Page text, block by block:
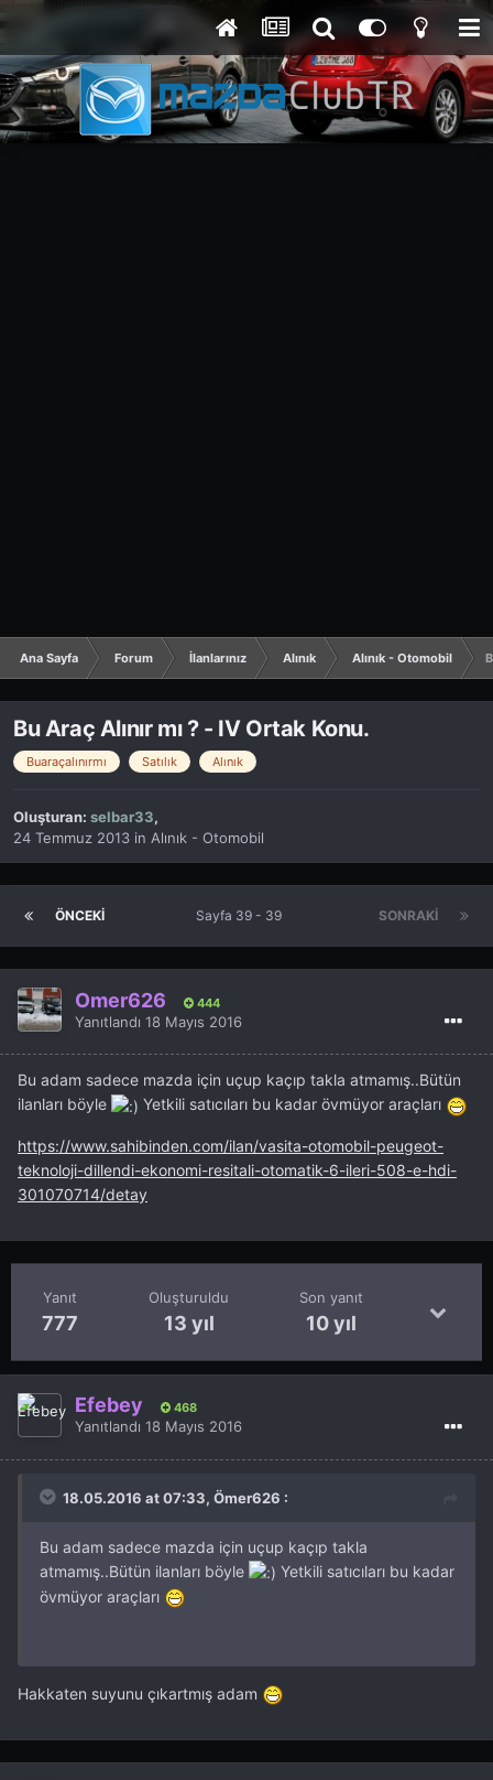
Ana Sayfa Forum İlanlarınız Alınık Alınık - Otomobil
Bu Araç Alınır mı ? - IV Ortak Konu.
Buaraçalınırmı Satılık Alınık
Oluşturan: selbar33,
24 Temmuz 2013 in Alınık - Otomobil
ÖNCEKI SONRAKI
Sayfa 39 - 39
Ömer626 444
Yanıtlandı 18 Mayıs 2016
Bu adam sadece mazda için uçup kaçıp takla atmamış..Bütün
ilanları böyle
Yetkili satıcıları bu kadar övmüyor araçları
https://www.sahibinden.com/ilan/vasita-otomobil-peugeot-
teknoloji-dillendi-ekonomi-resitali-otomatik-6-ileri-508-e-hdi-
301070714/detay
Yanıt
777
Oluşturuldu
13 yıl
Son yanıt
10 yıl
Efebey 468
Yanıtlandı 18 Mayıs 2016
18.05.2016 at 07:33, Ömer626 :
Bu adam sadece mazda için uçup kaçıp takla
atmamış..Bütün ilanları böyle
Yetkili satıcıları bu kadar
övmüyor araçları
Hakkaten suyunu çıkartmış adam